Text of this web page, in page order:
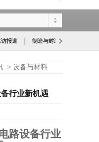
访报道 制造与封装
> 设备与材料
行业新机遇
路设备行业